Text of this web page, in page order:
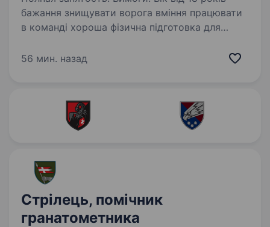
бажання знищувати ворога вміння працювати
в команді хороша фізична підготовка для
працювати під тиском і приймати швидкі
56 мин. назад
Стрілець, помічник
гранатометника